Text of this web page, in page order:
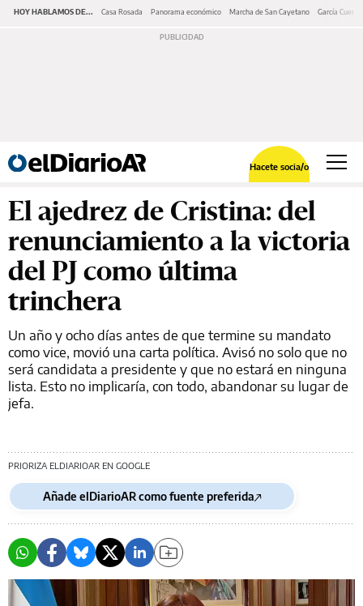
HOY HABLAMOS DE... Casa Rosada Panorama económico Marcha de San Cayetano García Cuerva
Hacete socia/o
El ajedrez de Cristina: del
renunciamiento a la victoria
del PJ como última
trinchera
Un año y ocho días antes de que termine su mandato
como vice, movió una carta política. Avisó no solo que no
será candidata a presidente y que no estará en ninguna
lista. Esto no implicaría, con todo, abandonar su lugar de
jefa.
PRIORIZA ELDIARIOAR EN GOOGLE
Añade elDiarioAR como fuente preferida